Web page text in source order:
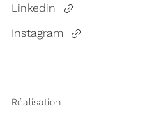
Linkedin
Instagram
Réalisation